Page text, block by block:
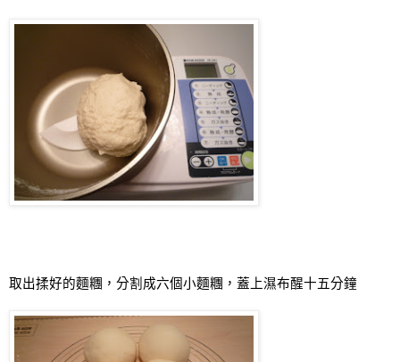
取出揉好的麵糰 ，分割成六個小麵糰，蓋上濕布醒十五分鐘